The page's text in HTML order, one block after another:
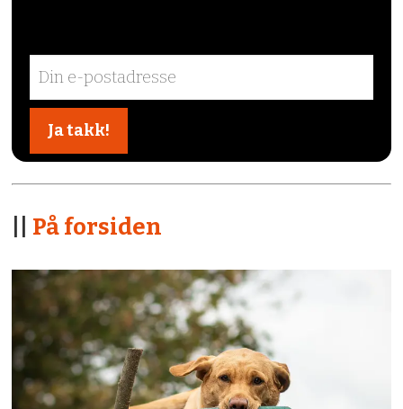
På forsiden